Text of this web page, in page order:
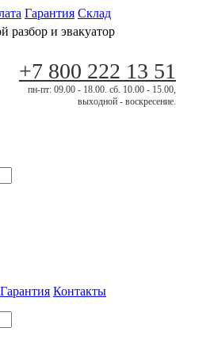
Гарантия Склад
разбор и эвакуатор
+7 800 222 13 51
пн-пт: 09.00 - 18.00. сб. 10.00 - 15.00,
выходной - воскресение.
Гарантия Контакты